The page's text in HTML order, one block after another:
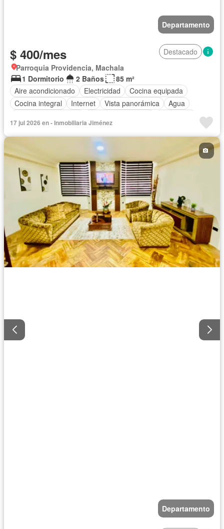
Departamento
$ 400/mes
Destacado
Parroquia Providencia, Machala
1 Dormitorio
2 Baños
85 m²
Aire acondicionado
Electricidad
Cocina equipada
Cocina integral
Internet Vista panorámica
Agua
Conserje
Completamente amoblado
17 jul 2026 en - Inmobiliaria Jiménez
Departamento